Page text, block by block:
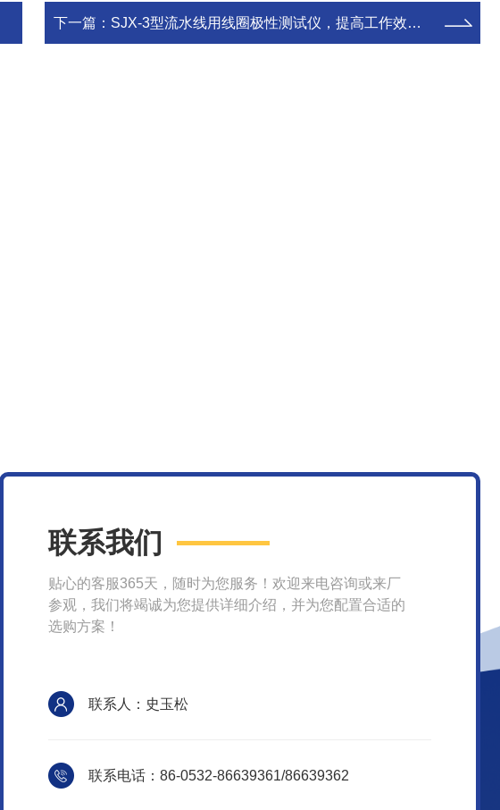
下一篇： SJX-3型流水线用线圈极性测试仪，提高工作效率。
联系我们
贴心的客服365天，随时为您服务！欢迎来电咨询或来厂
参观，我们将竭诚为您提供详细介绍，并为您配置合适的
选购方案！
联系人：史玉松
联系电话：86-0532-86639361/86639362